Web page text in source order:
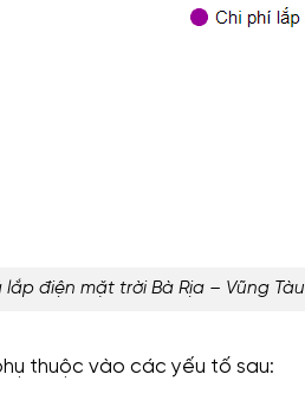
điện mặt trời Bà Rịa – Vũng Tàu
thuộc vào các yếu tố sau: